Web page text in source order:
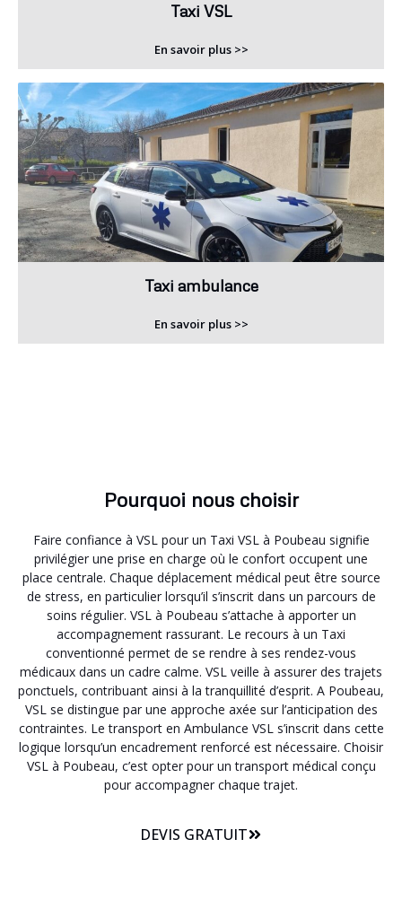
Taxi VSL
En savoir plus >>
Taxi ambulance
En savoir plus >>
Pourquoi nous choisir
Faire confiance à VSL pour un Taxi VSL à Poubeau signifie
privilégier une prise en charge où le confort occupent une
place centrale. Chaque déplacement médical peut être source
de stress, en particulier lorsqu’il s’inscrit dans un parcours de
soins régulier. VSL à Poubeau s’attache à apporter un
accompagnement rassurant. Le recours à un Taxi
conventionné permet de se rendre à ses rendez-vous
médicaux dans un cadre calme. VSL veille à assurer des trajets
ponctuels, contribuant ainsi à la tranquillité d’esprit. A Poubeau,
VSL se distingue par une approche axée sur l’anticipation des
contraintes. Le transport en Ambulance VSL s’inscrit dans cette
logique lorsqu’un encadrement renforcé est nécessaire. Choisir
VSL à Poubeau, c’est opter pour un transport médical conçu
pour accompagner chaque trajet.
DEVIS GRATUIT